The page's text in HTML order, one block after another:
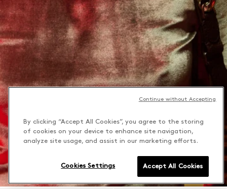
By clicking “Accept All Cookies”, you agree to the storing
of cookies on your device to enhance site navigation,
analyze site usage, and assist in our marketing efforts.
Accept All Cookies
Cookies Settings
Continue without Accepting